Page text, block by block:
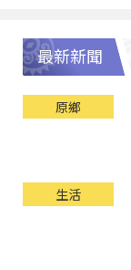
最新新聞
原鄉
生活